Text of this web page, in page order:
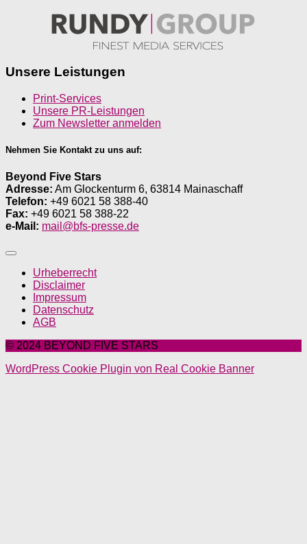
Unsere Leistungen
Print-Services
Unsere PR-Leistungen
Zum Newsletter anmelden
Nehmen Sie Kontakt zu uns auf:
Beyond Five Stars
Adresse: Am Glockenturm 6, 63814 Mainaschaff
Telefon: +49 6021 58 388-40
Fax: +49 6021 58 388-22
e-Mail: mail@bfs-presse.de
Urheberrecht
Disclaimer
Impressum
Datenschutz
AGB
© 2024 BEYOND FIVE STARS
WordPress Cookie Plugin von Real Cookie Banner